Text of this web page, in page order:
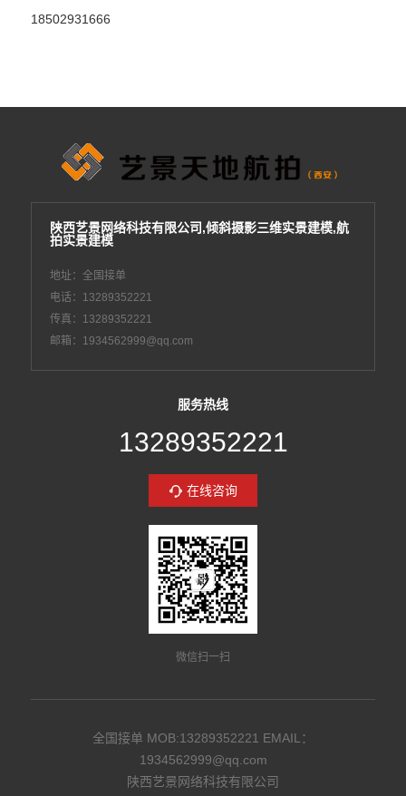
18502931666
陕西艺景网络科技有限公司,倾斜摄影三维实景建模,航
拍实景建模
地址：全国接单
电话：13289352221
传真：13289352221
邮箱：1934562999@qq.com
服务热线
13289352221
在线咨询
微信扫一扫
全国接单 MOB:13289352221 EMAIL：
1934562999@qq.com
陕西艺景网络科技有限公司